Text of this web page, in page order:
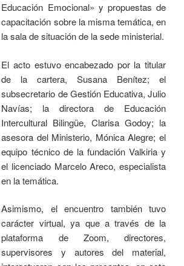
Educación Emocional» y propuestas de
capacitación sobre la misma temática, en
la sala de situación de la sede ministerial.
El acto estuvo encabezado por la titular
de la cartera, Susana Benítez; el
subsecretario de Gestión Educativa, Julio
Navías; la directora de Educación
Intercultural Bilingüe, Clarisa Godoy; la
asesora del Ministerio, Mónica Alegre; el
equipo técnico de la fundación Valkiria y
el licenciado Marcelo Areco, especialista
en la temática.
Asimismo, el encuentro también tuvo
carácter virtual, ya que a través de la
plataforma de Zoom, directores,
supervisores y autores del material,